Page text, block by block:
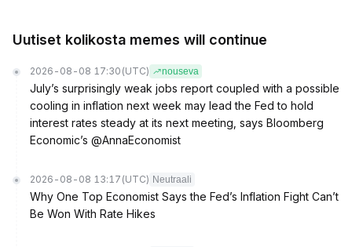
Uutiset kolikosta memes will continue
2026-08-08 17:30 (UTC) nouseva
July’s surprisingly weak jobs report coupled with a possible
cooling in inflation next week may lead the Fed to hold
interest rates steady at its next meeting, says Bloomberg
Economic’s @AnnaEconomist
2026-08-08 13:17 (UTC) Neutraali
Why One Top Economist Says the Fed’s Inflation Fight Can’t
Be Won With Rate Hikes